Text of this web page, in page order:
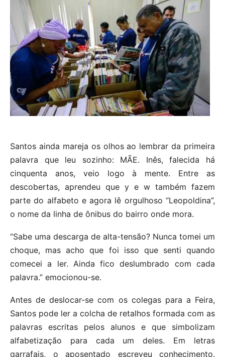
Santos ainda mareja os olhos ao lembrar da primeira
palavra que leu sozinho: MÃE. Inês, falecida há
cinquenta anos, veio logo à mente. Entre as
descobertas, aprendeu que y e w também fazem
parte do alfabeto e agora lê orgulhoso “Leopoldina”,
o nome da linha de ônibus do bairro onde mora.
“Sabe uma descarga de alta-tensão? Nunca tomei um
choque, mas acho que foi isso que senti quando
comecei a ler. Ainda fico deslumbrado com cada
palavra.” emocionou-se.
Antes de deslocar-se com os colegas para a Feira,
Santos pode ler a colcha de retalhos formada com as
palavras escritas pelos alunos e que simbolizam
alfabetização para cada um deles. Em letras
garrafais, o aposentado escreveu conhecimento.